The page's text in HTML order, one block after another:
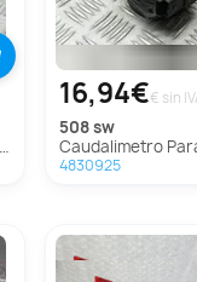
16,94€€ sin
508 sw
Caudalimetro Para
4830925